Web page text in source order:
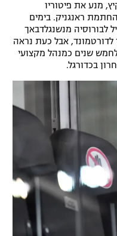
מנע את פיטוריו
ראנגניק. בימים
לבורוסיה מנשנגלדבאך
אבל כעת נראה
שנים כמנהל מקצועי
בכדורגל.